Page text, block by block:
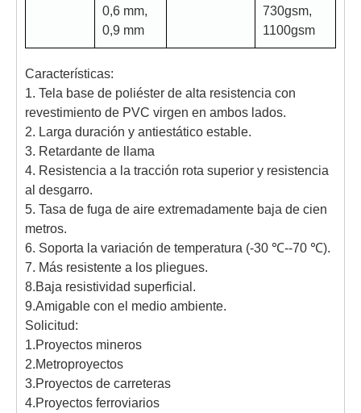
0,6 mm,
0,9 mm
730gsm,
1100gsm
Características:
1. Tela base de poliéster de alta resistencia con
revestimiento de PVC virgen en ambos lados.
2. Larga duración y antiestático estable.
3. Retardante de llama
4. Resistencia a la tracción rota superior y resistencia
al desgarro.
5. Tasa de fuga de aire extremadamente baja de cien
metros.
6. Soporta la variación de temperatura (-30 ℃--70 ℃).
7. Más resistente a los pliegues.
8.Baja resistividad superficial.
9.Amigable con el medio ambiente.
Solicitud:
1.Proyectos mineros
2.Metroproyectos
3.Proyectos de carreteras
4.Proyectos ferroviarios